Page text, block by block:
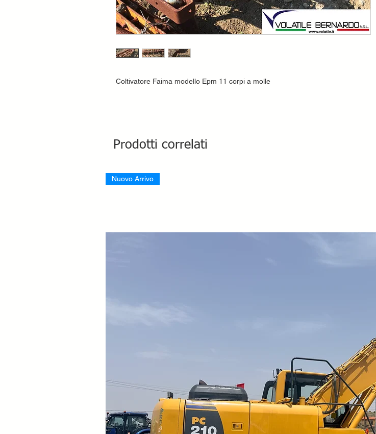
Coltivatore Faima modello Epm 11 corpi a molle
Prodotti correlati
Nuovo Arrivo